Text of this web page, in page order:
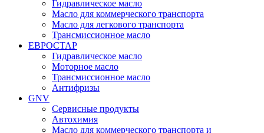
Гидравлическое масло
Масло для коммерческого транспорта
Масло для легкового транспорта
Трансмиссионное масло
ЕВРОСТАР
Гидравлическое масло
Моторное масло
Трансмиссионное масло
Антифризы
GNV
Сервисные продукты
Автохимия
Масло для коммерческого транспорта и